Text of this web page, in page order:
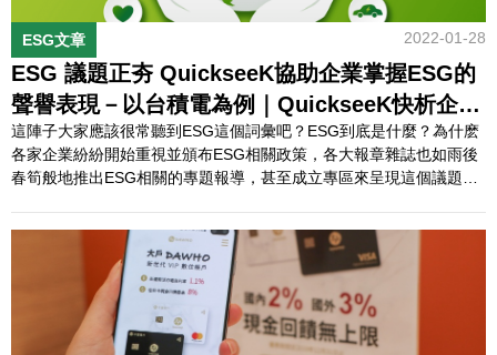
ESG文章 2022-01-28
ESG 議題正夯 QuickseeK協助企業掌握ESG的
聲譽表現－以台積電為例｜QuickseeK快析企業
輿情
這陣子大家應該很常聽到ESG這個詞彙吧？ESG到底是什麼？為什麽
各家企業紛紛開始重視並頒布ESG相關政策，各大報章雜誌也如雨後
春筍般地推出ESG相關的專題報導，甚至成立專區來呈現這個議題
的縮寫，分別為環境保護（E，Environment）、社會責任（S，So…